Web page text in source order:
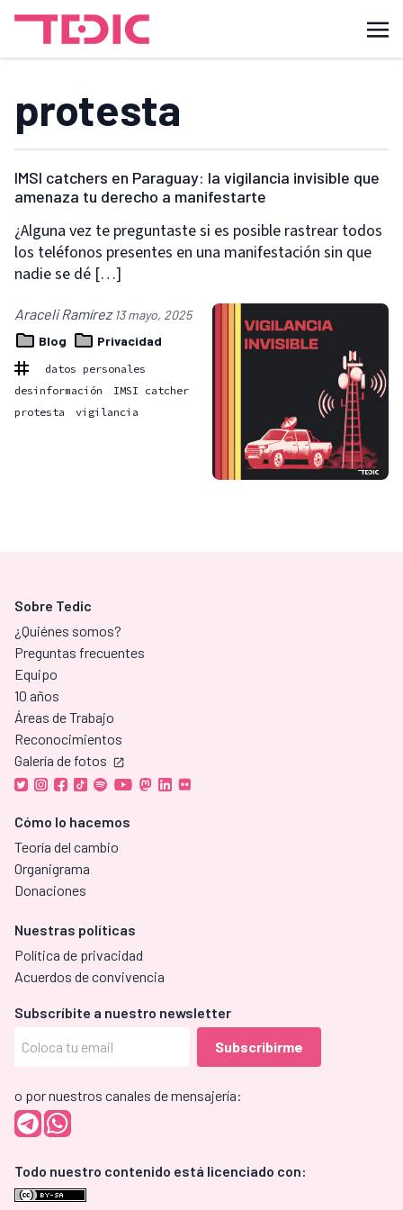
protesta
IMSI catchers en Paraguay: la vigilancia invisible que
amenaza tu derecho a manifestarte
¿Alguna vez te preguntaste si es posible rastrear todos
los teléfonos presentes en una manifestación sin que
nadie se dé […]
Araceli Ramírez 13 mayo, 2025
Blog
Privacidad
datos personales
desinformación
IMSI catcher
protesta
vigilancia
Sobre Tedic
¿Quiénes somos?
Preguntas frecuentes
Equipo
10 años
Áreas de Trabajo
Reconocimientos
Galería de fotos
Cómo lo hacemos
Teoría del cambio
Organigrama
Donaciones
Nuestras políticas
Política de privacidad
Acuerdos de convivencia
Subscríbite a nuestro newsletter
o por nuestros canales de mensajería:
Todo nuestro contenido está licenciado con: